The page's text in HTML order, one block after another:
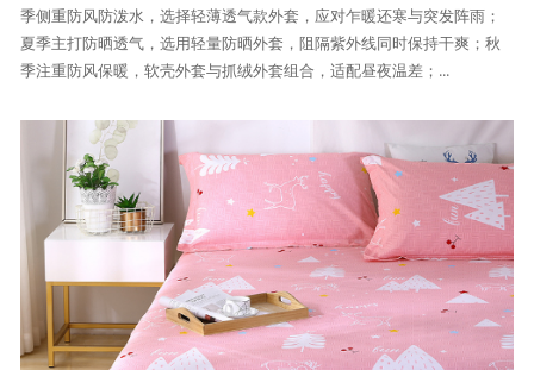
季侧重防风防泼水，选择轻薄透气款外套，应对乍暖还寒与突发阵雨；
夏季主打防晒透气，选用轻量防晒外套，阻隔紫外线同时保持干爽；秋
季注重防风保暖，软壳外套与抓绒外套组合，适配昼夜温差；...